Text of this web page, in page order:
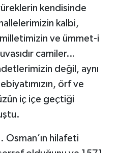
kendisinde
kalbi,
ve ümmet-i
camiler…
değil, aynı
örf ve
iç içe geçtiği
Osman’ın hilafeti